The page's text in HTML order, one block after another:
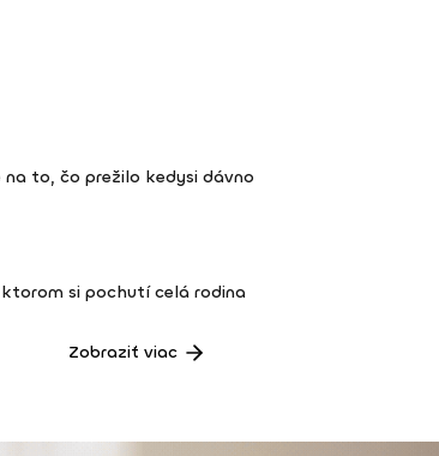
to, čo prežilo kedysi dávno
si pochutí celá rodina
Zobraziť viac